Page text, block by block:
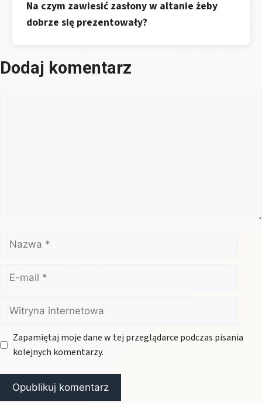
Na czym zawiesić zasłony w altanie żeby
dobrze się prezentowały?
Dodaj komentarz
Nazwa
mail
Witryna
internetowa
Zapamiętaj moje dane w tej przeglądarce podczas pisania
kolejnych komentarzy.